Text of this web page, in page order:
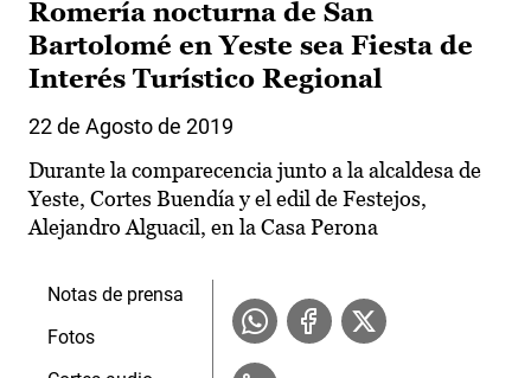
Romería nocturna de San
Bartolomé en Yeste sea Fiesta de
Interés Turístico Regional
22 de Agosto de 2019
Durante la comparecencia junto a la alcaldesa de
Yeste, Cortes Buendía y el edil de Festejos,
Alejandro Alguacil, en la Casa Perona
Notas de prensa
Fotos